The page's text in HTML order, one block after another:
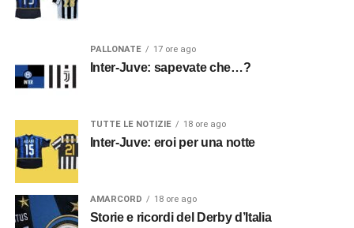
PALLONATE 17 ore ago
Inter-Juve: sapevate che…?
TUTTE LE NOTIZIE 18 ore ago
Inter-Juve: eroi per una notte
AMARCORD 18 ore ago
Storie e ricordi del Derby d’Italia